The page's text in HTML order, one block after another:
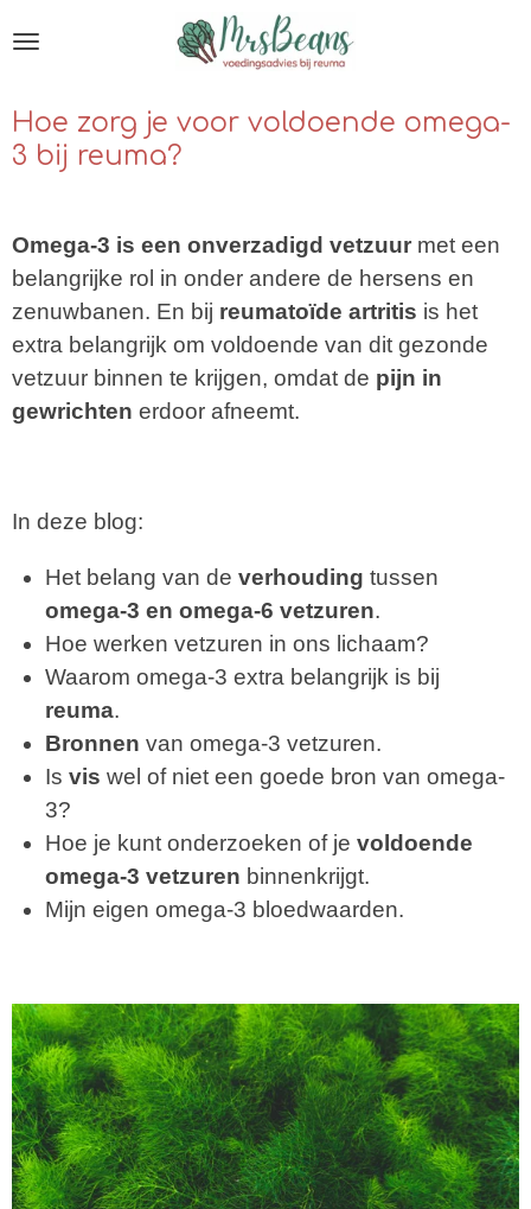
de
hoofdinhoud
Hoe zorg je voor voldoende omega-
3 bij reuma?
Omega-3 is een onverzadigd vetzuur met een
belangrijke rol in onder andere de hersens en
zenuwbanen. En bij reumatoïde artritis is het
extra belangrijk om voldoende van dit gezonde
vetzuur binnen te krijgen, omdat de pijn in
gewrichten erdoor afneemt.
In deze blog:
Het belang van de verhouding tussen
omega-3 en omega-6 vetzuren.
Hoe werken vetzuren in ons lichaam?
Waarom omega-3 extra belangrijk is bij
reuma.
Bronnen van omega-3 vetzuren.
Is vis wel of niet een goede bron van omega-
3?
Hoe je kunt onderzoeken of je voldoende
omega-3 vetzuren binnenkrijgt.
Mijn eigen omega-3 bloedwaarden.